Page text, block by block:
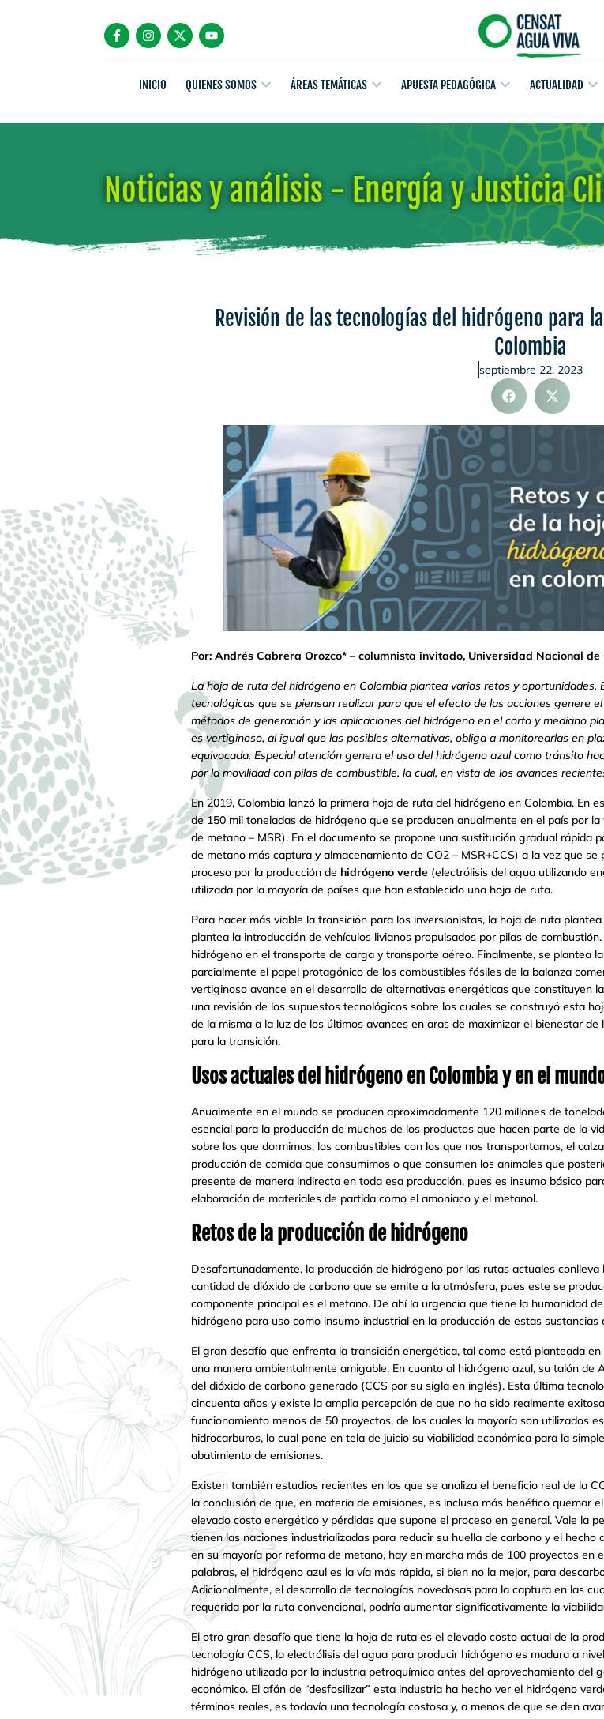
INICIO QUIENES SOMOS ÁREAS TEMÁTICAS APUESTA PEDAGÓGICA ACTUALIDAD
Noticias y análisis - Energía y Justicia
Revisión de las tecnologías del hidrógeno para
Colombia
septiembre 22, 2023
Por: Andrés Cabrera Orozco* – columnista invitado, Universidad Nacional de
La hoja de ruta del hidrógeno en Colombia plantea varios retos y
tecnológicas que se piensan realizar para que el efecto de las acciones genere
métodos de generación y las aplicaciones del hidrógeno en el corto y mediano
es vertiginoso, al igual que las posibles alternativas, obliga a monitorearlas en
equivocada. Especial atención genera el uso del hidrógeno azul como tránsito
por la movilidad con pilas de combustible, la cual, en vista de los avances
En 2019, Colombia lanzó la primera hoja de ruta del hidrógeno en Colombia. En
de 150 mil toneladas de hidrógeno que se producen anualmente en el país por la
de metano – MSR). En el documento se propone una sustitución gradual rápida
de metano más captura y almacenamiento de CO2 – MSR+CCS) a la vez que
proceso por la producción de hidrógeno verde (electrólisis del agua utilizando
utilizada por la mayoría de países que han establecido una hoja de ruta.
Para hacer más viable la transición para los inversionistas, la hoja de ruta
plantea la introducción de vehículos livianos propulsados por pilas de
hidrógeno en el transporte de carga y transporte aéreo. Finalmente, se plantea
parcialmente el papel protagónico de los combustibles fósiles de la balanza
vertiginoso avance en el desarrollo de alternativas energéticas que constituyen
una revisión de los supuestos tecnológicos sobre los cuales se construyó esta
de la misma a la luz de los últimos avances en aras de maximizar el bienestar
para la transición.
Usos actuales del hidrógeno en Colombia y en el
Anualmente en el mundo se producen aproximadamente 120 millones de
esencial para la producción de muchos de los productos que hacen parte de la
sobre los que dormimos, los combustibles con los que nos transportamos, el
producción de comida que consumimos o que consumen los animales que
presente de manera indirecta en toda esa producción, pues es insumo básico
elaboración de materiales de partida como el amoniaco y el metanol.
Retos de la producción de hidrógeno
Desafortunadamente, la producción de hidrógeno por las rutas actuales
cantidad de dióxido de carbono que se emite a la atmósfera, pues este se
componente principal es el metano. De ahí la urgencia que tiene la humanidad
hidrógeno para uso como insumo industrial en la producción de estas sustancias
El gran desafío que enfrenta la transición energética, tal como está planteada
una manera ambientalmente amigable. En cuanto al hidrógeno azul, su talón
del dióxido de carbono generado (CCS por su sigla en inglés). Esta última
cincuenta años y existe la amplia percepción de que no ha sido realmente
funcionamiento menos de 50 proyectos, de los cuales la mayoría son utilizados
hidrocarburos, lo cual pone en tela de juicio su viabilidad económica para la
abatimiento de emisiones.
Existen también estudios recientes en los que se analiza el beneficio real de la
la conclusión de que, en materia de emisiones, es incluso más benéfico
elevado costo energético y pérdidas que supone el proceso en general. Vale la
tienen las naciones industrializadas para reducir su huella de carbono y el
en su mayoría por reforma de metano, hay en marcha más de 100 proyectos en
palabras, el hidrógeno azul es la vía más rápida, si bien no la mejor, para
Adicionalmente, el desarrollo de tecnologías novedosas para la captura en las
requerida por la ruta convencional, podría aumentar significativamente la
El otro gran desafío que tiene la hoja de ruta es el elevado costo actual de la
tecnología CCS, la electrólisis del agua para producir hidrógeno es madura a
hidrógeno utilizada por la industria petroquímica antes del aprovechamiento del
económico. El afán de “desfosilizar” esta industria ha hecho ver el hidrógeno
términos reales, es todavía una tecnología costosa y, a menos de que se den